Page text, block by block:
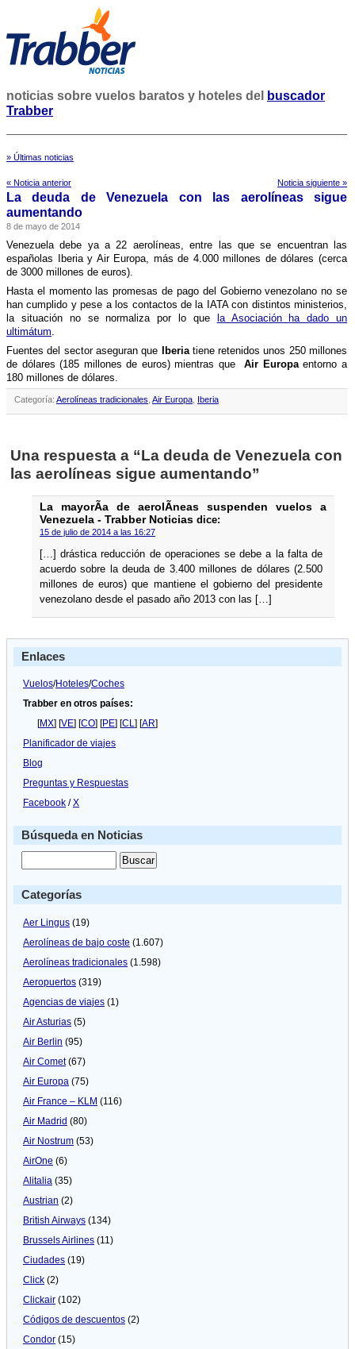
noticias sobre vuelos baratos y hoteles del
buscador
Trabber
» Últimas noticias
« Noticia anterior Noticia siguiente »
La deuda de Venezuela con las aerolí­neas sigue
aumentando
8 de mayo de 2014
Venezuela debe ya a 22 aerolí­neas, entre las que se encuentran las
españolas Iberia y Air Europa, más de 4.000 millones de dólares (cerca
de 3000 millones de euros).
Hasta el momento las promesas de pago del Gobierno venezolano no se
han cumplido y pese a los contactos de la IATA con distintos ministerios,
la situación no se normaliza por lo que
la Asociación ha dado un
ultimátum.
Fuentes del sector aseguran que
Iberiatiene retenidos unos 250 millones
de dólares (185 millones de euros) mientras queAir Europaentorno a
180 millones de dólares.
Categoría: Aerolíneas tradicionales Air Europa Iberia
Una respuesta a “La deuda de Venezuela con
las aerolí­neas sigue aumentando”
La mayorÃ­a de aerolÃ­neas suspenden vuelos a
Venezuela - Trabber Noticias dice:
15 de julio de 2014 a las 16:27
[…] drástica reducción de operaciones se debe a la falta de
acuerdo sobre la deuda de 3.400 millones de dólares (2.500
millones de euros) que mantiene el gobierno del presidente
venezolano desde el pasado año 2013 con las […]
Enlaces
Vuelos/Hoteles/Coches
Trabber en otros países:
[MX] [VE] [CO] [PE] [CL] [AR]
Planificador de viajes
Blog
Preguntas y Respuestas
Facebook /X
Búsqueda en Noticias
Categorías
Aer Lingus (19)
Aerolíneas de bajo coste (1.607)
Aerolíneas tradicionales (1.598)
Aeropuertos (319)
Agencias de viajes (1)
Air Asturias (5)
Air Berlin (95)
Air Comet(67)
Air Europa (75)
Air France – KLM (116)
Air Madrid (80)
Air Nostrum (53)
AirOne (6)
Alitalia (35)
Austrian (2)
British Airways (134)
Brussels Airlines (11)
Ciudades (19)
Click (2)
Clickair (102)
Códigos de descuentos (2)
Condor (15)